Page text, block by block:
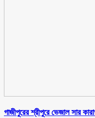
গাজীপুরের শ্রীপুরে ভেজাল সার